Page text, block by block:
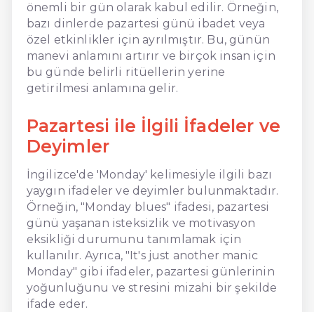
önemli bir gün olarak kabul edilir. Örneğin,
bazı dinlerde pazartesi günü ibadet veya
özel etkinlikler için ayrılmıştır. Bu, günün
manevi anlamını artırır ve birçok insan için
bu günde belirli ritüellerin yerine
getirilmesi anlamına gelir.
Pazartesi ile İlgili İfadeler ve
Deyimler
İngilizce'de 'Monday' kelimesiyle ilgili bazı
yaygın ifadeler ve deyimler bulunmaktadır.
Örneğin, "Monday blues" ifadesi, pazartesi
günü yaşanan isteksizlik ve motivasyon
eksikliği durumunu tanımlamak için
kullanılır. Ayrıca, "It's just another manic
Monday" gibi ifadeler, pazartesi günlerinin
yoğunluğunu ve stresini mizahi bir şekilde
ifade eder.